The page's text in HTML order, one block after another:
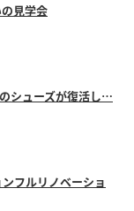
の見学会
シューズが復活し…
ンフルリノベーショ